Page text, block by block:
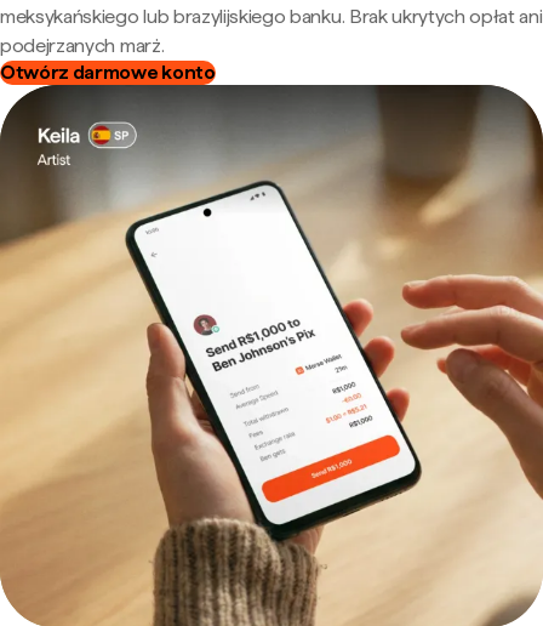
meksykańskiego lub brazylijskiego banku. Brak ukrytych opłat ani
podejrzanych marż.
Otwórz darmowe konto